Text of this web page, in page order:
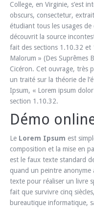
College, en Virginie, s’est
obscurs, consectetur,
étudiant tous les usages
découvrit la source
fait des sections 1.10.32
Malorum » (Des Suprêmes
Cicéron. Cet ouvrage, très
un traité sur la théorie de
Ipsum, « Lorem ipsum
section 1.10.32.
Démo
Le Lorem Ipsum est
composition et la mise en
est le faux texte standard
quand un peintre anonyme
texte pour réaliser un livre
fait que survivre cinq
bureautique informatique,